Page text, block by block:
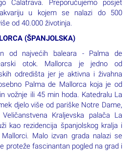
Calatrava. Preporučujemo posjet
u kojem se nalazi do 500
od 40.000 životinja.
(ŠPANJOLSKA)
od najvećih baleara - Palma de
otok. Mallorca je jedno od
odredišta jer je aktivna i živahna
Palma de Mallorca koja je od
vožnje ili 45 min hoda. Katedralu La
djelo više od pariške Notre Dame,
Kraljevska palača La
kao rezidencija španjolskog kralja i
Malo izvan grada nalazi se
proteže fascinantan pogled na grad i